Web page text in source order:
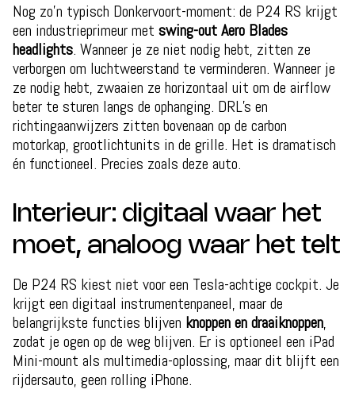
Nog zo’n typisch Donkervoort-moment: de P24 RS krijgt
een industrieprimeur met swing-out Aero Blades
headlights. Wanneer je ze niet nodig hebt, zitten ze
verborgen om luchtweerstand te verminderen. Wanneer je
ze nodig hebt, zwaaien ze horizontaal uit om de airflow
beter te sturen langs de ophanging. DRL’s en
richtingaanwijzers zitten bovenaan op de carbon
motorkap, grootlichtunits in de grille. Het is dramatisch
én functioneel. Precies zoals deze auto.
Interieur: digitaal waar het
moet, analoog waar het telt
De P24 RS kiest niet voor een Tesla-achtige cockpit. Je
krijgt een digitaal instrumentenpaneel, maar de
belangrijkste functies blijven knoppen en draaiknoppen,
zodat je ogen op de weg blijven. Er is optioneel een iPad
Mini-mount als multimedia-oplossing, maar dit blijft een
rijdersauto, geen rolling iPhone.